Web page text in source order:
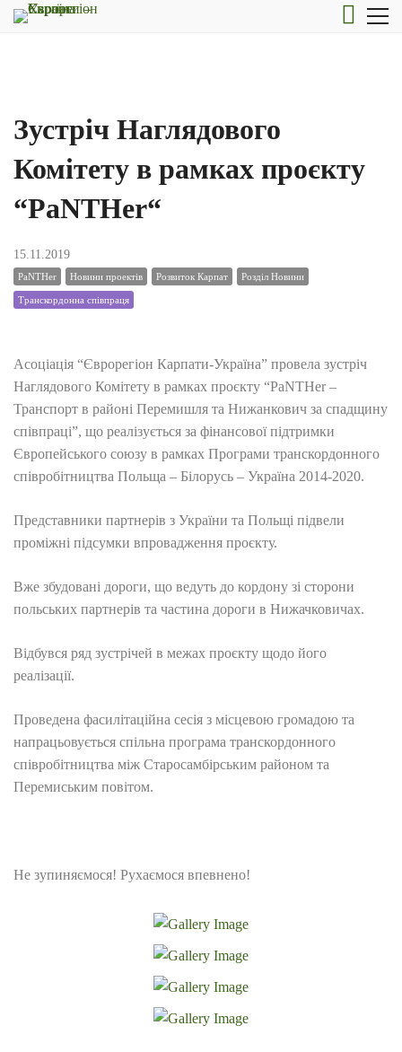
Зустріч Наглядового
Комітету в рамках проєкту
“PaNTHer“
15.11.2019
PaNTHer Новини проектів Розвиток Карпат Розділ Новини
Транскордонна співпраця
Асоціація “Єврорегіон Карпати-Україна” провела зустріч
Наглядового Комітету в рамках проєкту “PaNTHer –
Транспорт в районі Перемишля та Нижанкович за спадщину
співпраці”, що реалізується за фінансової підтримки
Європейського союзу в рамках Програми транскордонного
співробітництва Польща – Білорусь – Україна 2014-2020.
Представники партнерів з України та Польщі підвели
проміжні підсумки впровадження проєкту.
Вже збудовані дороги, що ведуть до кордону зі сторони
польських партнерів та частина дороги в Нижачковичах.
Відбувся ряд зустрічей в межах проєкту щодо його
реалізації.
Проведена фасилітаційна сесія з місцевою громадою та
напрацьовується спільна програма транскордонного
співробітництва між Старосамбірським районом та
Перемиським повітом.
Не зупиняємося! Рухаємося впевнено!